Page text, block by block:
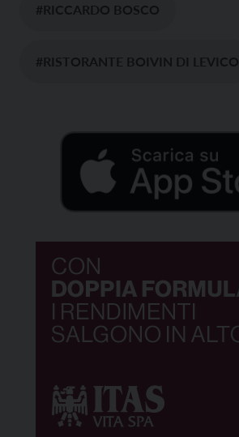
#RICCARDO BOSCO
#RISTORANTE BOIVIN DI LEVICO